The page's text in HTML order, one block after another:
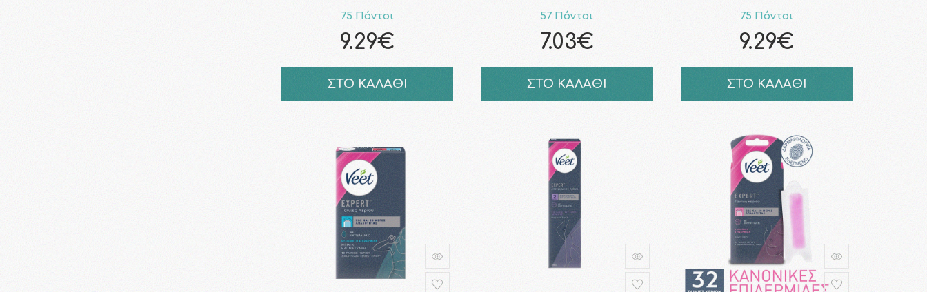
75 Πόντοι
9.29€
ΣΤΟ ΚΑΛΑΘΙ
57 Πόντοι
7.03€
ΣΤΟ ΚΑΛΑΘΙ
75 Πόντοι
9.29€
ΣΤΟ ΚΑΛΑΘΙ